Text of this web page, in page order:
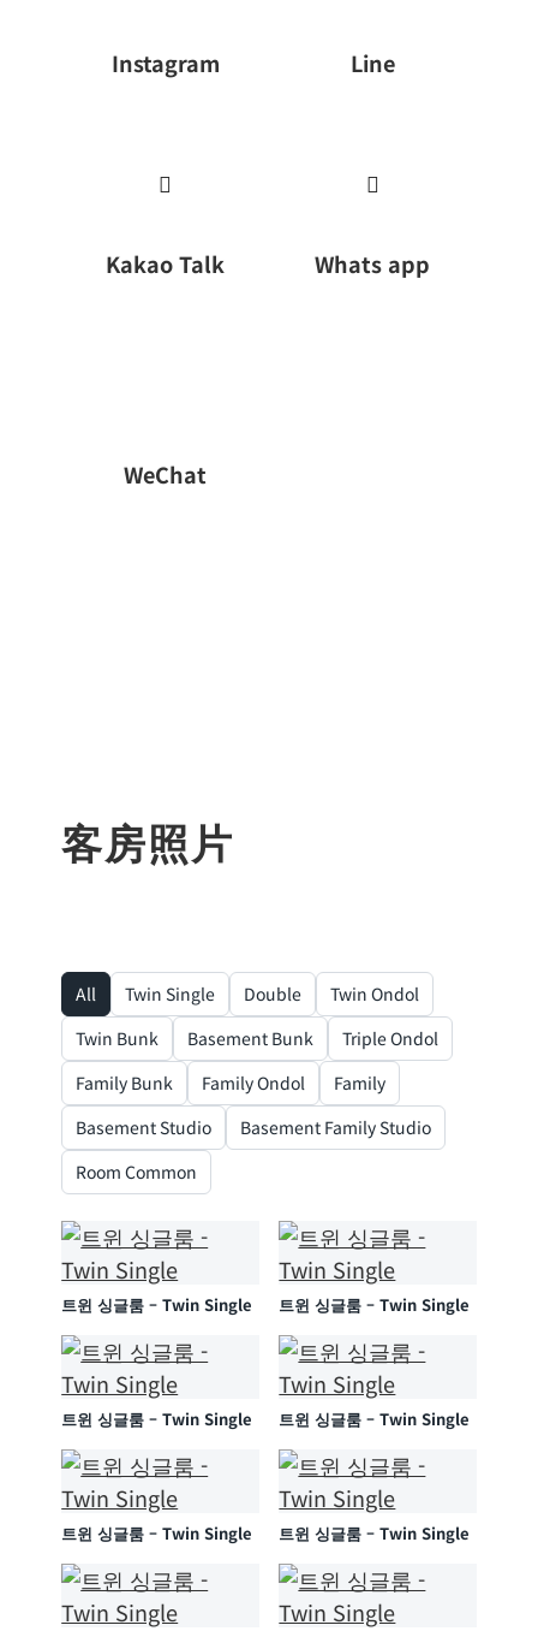
Instagram Line

Kakao Talk

Whats app
WeChat
客房照片
All Twin Single Double
Twin Ondol
Twin Bunk
Basement Bunk
Triple Ondol
Family Bunk
Family Ondol
Family
Basement Studio
Basement Family Studio
Room Common
트윈 싱글룸 – Twin Single 트윈 싱글룸 – Twin Single
트윈 싱글룸 – Twin Single 트윈 싱글룸 – Twin Single
트윈 싱글룸 – Twin Single 트윈 싱글룸 – Twin Single